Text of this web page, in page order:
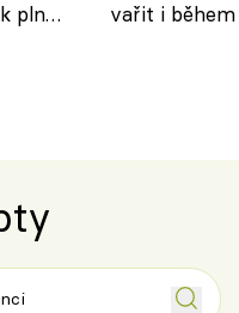
plný
vařit i